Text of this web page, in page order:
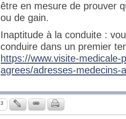
être en mesure de prouver
ou de gain.
Inaptitude à la conduite :
conduire dans un premier
https://www.visite-
agrees/adresses-medecins-
3